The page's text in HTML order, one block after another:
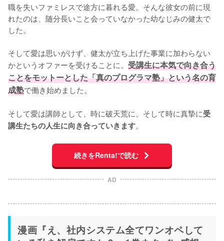
職を失いファミレスで途方に暮れる愛。そんな彼女の前に現
れたのは、随分長いこと会っていなかった幼なじみの健太で
した。
そして愛は思いがけず、健太が立ち上げた事業に加わらない
かというオファーを受けることに。 受講生に本気で向き合う
ことをモットーとした「真のプログラマ塾」という名の育
成塾で働き始めました。
そして愛は講師として、時に破天荒に、そして時に真摯に受
講生たちの人生に向き合っていきます。
続きをRenta!で読む
AD
漫画『え、社内システム全てワンオペして